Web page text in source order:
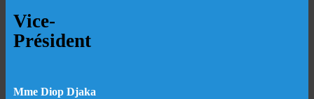
Vice-
Président
Mme Diop Djaka